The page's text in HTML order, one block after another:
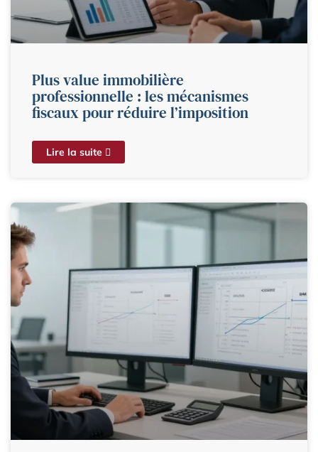
Plus value immobilière
professionnelle : les mécanismes
fiscaux pour réduire l’imposition
Lire la suite